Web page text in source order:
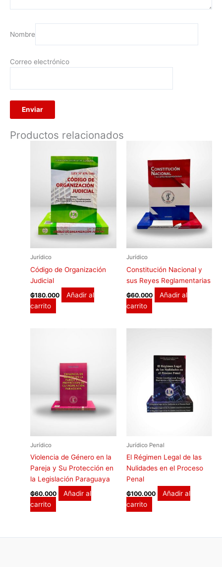
Nombre
Correo electrónico
Productos relacionados
Jurídico
Código de Organización
Judicial
₲180.000
Añadir al
carrito
Jurídico
Constitución Nacional y
sus Reyes Reglamentarias
₲60.000
Añadir al
carrito
Jurídico
Violencia de Género en la
Pareja y Su Protección en
la Legislación Paraguaya
₲60.000
Añadir al
carrito
Jurídico Penal
El Régimen Legal de las
Nulidades en el Proceso
Penal
₲100.000
Añadir al
carrito